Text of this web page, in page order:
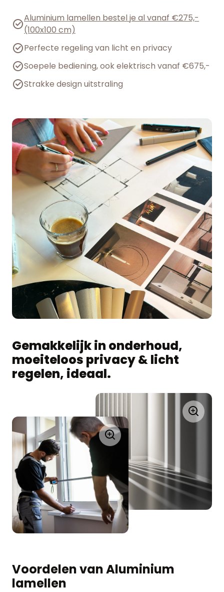
Aluminium lamellen bestel je al vanaf €275,-
(100x100 cm)
Perfecte regeling van licht en privacy
Soepele bediening, ook elektrisch vanaf €675,-
Strakke design uitstraling
Gemakkelijk in onderhoud,
moeiteloos privacy & licht
regelen, ideaal.
Voordelen van Aluminium
lamellen